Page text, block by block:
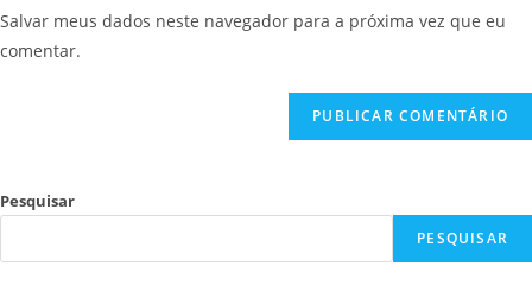
Salvar meus dados neste navegador para a próxima vez que eu
comentar.
Pesquisar
PESQUISAR